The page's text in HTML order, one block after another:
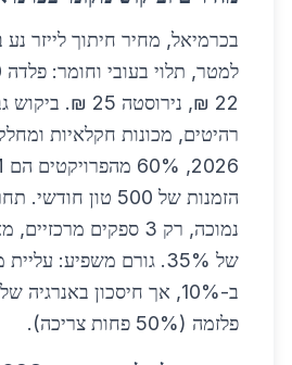
22 ₪, נירוסטה 25
רהיטים, מכונות חקלאיות
הזמנות של 500 טון
נמוכה, רק 3 ספקים
של 35%. גורם משפיע:
ב-10%, אך חיסכון באנרגיה
פלזמה (50% פחות צריכה).